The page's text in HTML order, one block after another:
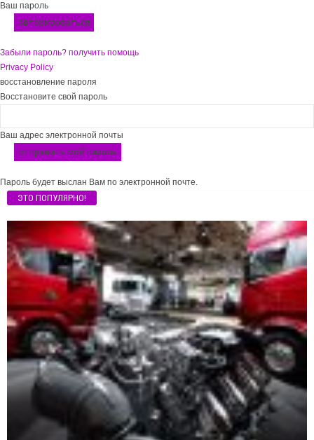
Ваш пароль
Забыли пароль? получить помощь
Privacy Policy
восстановление пароля
Восстановите свой пароль
Ваш адрес электронной почты
Пароль будет выслан Вам по электронной почте.
ЭТО ПОПУЛЯРНО!